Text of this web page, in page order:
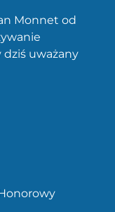
Monnet od
dziś uważany